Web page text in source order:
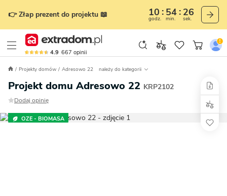
👉 Złap prezent do projektu 📖 10
godz.
54
min.
25
sek.
4.9 667 opinii
Projekty domów Adresowo 22 należy do kategorii
Projekt domu Adresowo 22 KRP2102
Dodaj opinię
OZE - BIOMASA